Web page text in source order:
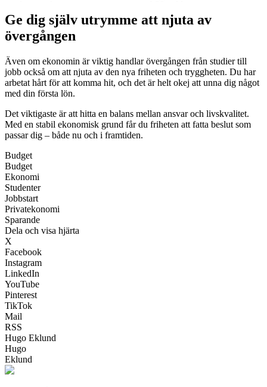
Ge dig själv utrymme att njuta av
övergången
Även om ekonomin är viktig handlar övergången från studier till
jobb också om att njuta av den nya friheten och tryggheten. Du har
arbetat hårt för att komma hit, och det är helt okej att unna dig något
med din första lön.
Det viktigaste är att hitta en balans mellan ansvar och livskvalitet.
Med en stabil ekonomisk grund får du friheten att fatta beslut som
passar dig – både nu och i framtiden.
Budget
Budget
Ekonomi
Studenter
Jobbstart
Privatekonomi
Sparande
Dela och visa hjärta
X
Facebook
Instagram
LinkedIn
YouTube
Pinterest
TikTok
Mail
RSS
Hugo Eklund
Hugo
Eklund